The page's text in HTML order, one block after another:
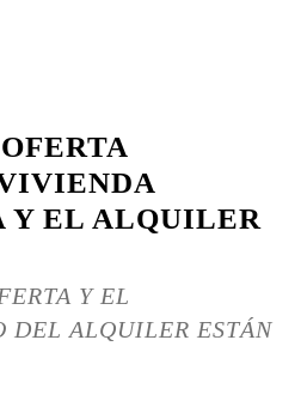
Y EL ALQUILER
Y EL
DEL ALQUILER ESTÁN